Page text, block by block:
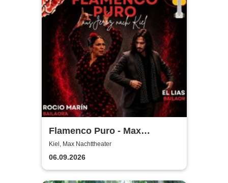
Flamenco Puro - Max
Nachttheater
Kiel, Max Nachttheater
06.09.2026